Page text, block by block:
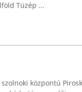
Tüzép ...
szolnoki központú